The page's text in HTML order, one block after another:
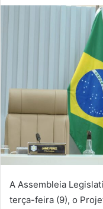
A Assembleia
terça-feira (9), o